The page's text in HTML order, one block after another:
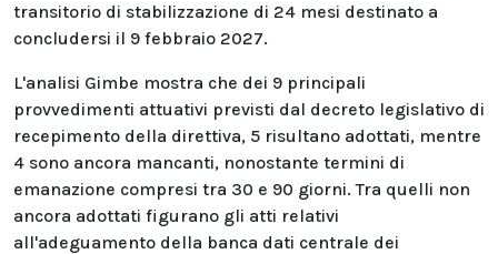
transitorio di stabilizzazione di 24 mesi destinato a
concludersi il 9 febbraio 2027.
L'analisi Gimbe mostra che dei 9 principali
provvedimenti attuativi previsti dal decreto legislativo di
recepimento della direttiva, 5 risultano adottati, mentre
4 sono ancora mancanti, nonostante termini di
emanazione compresi tra 30 e 90 giorni. Tra quelli non
ancora adottati figurano gli atti relativi
all'adeguamento della banca dati centrale dei